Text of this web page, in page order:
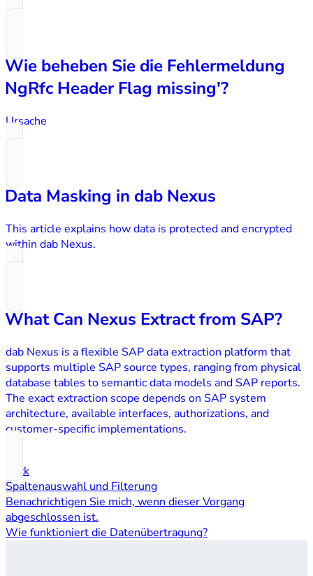
Wie beheben Sie die Fehlermeldung
'NgRfc Header Flag missing'?
Ursache
Data Masking in dab Nexus
This article explains how data is protected and encrypted
within dab Nexus.
What Can Nexus Extract from SAP?
dab Nexus is a flexible SAP data extraction platform that
supports multiple SAP source types, ranging from physical
database tables to semantic data models and SAP reports.
The exact extraction scope depends on SAP system
architecture, available interfaces, authorizations, and
customer-specific implementations.
Back
Spaltenauswahl und Filterung
Benachrichtigen Sie mich, wenn dieser Vorgang
abgeschlossen ist.
Wie funktioniert die Datenübertragung?